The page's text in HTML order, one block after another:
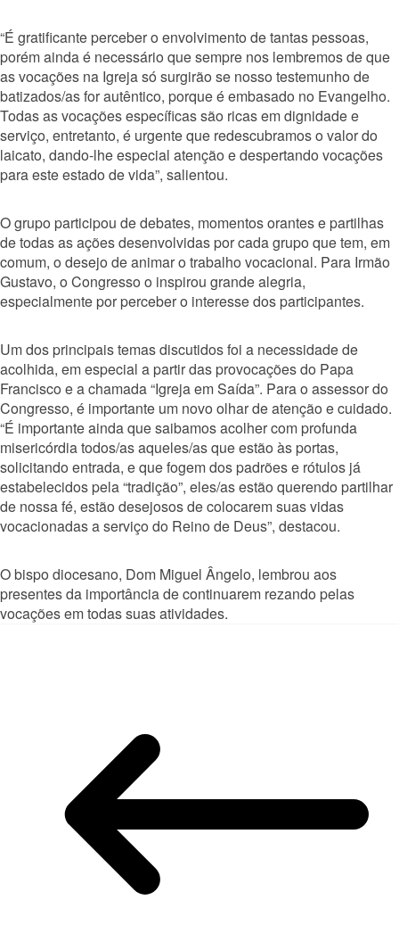
“É gratificante perceber o envolvimento de tantas pessoas,
porém ainda é necessário que sempre nos lembremos de que
as vocações na Igreja só surgirão se nosso testemunho de
batizados/as for autêntico, porque é embasado no Evangelho.
Todas as vocações específicas são ricas em dignidade e
serviço, entretanto, é urgente que redescubramos o valor do
laicato, dando-lhe especial atenção e despertando vocações
para este estado de vida”, salientou.
O grupo participou de debates, momentos orantes e partilhas
de todas as ações desenvolvidas por cada grupo que tem, em
comum, o desejo de animar o trabalho vocacional. Para Irmão
Gustavo, o Congresso o inspirou grande alegria,
especialmente por perceber o interesse dos participantes.
Um dos principais temas discutidos foi a necessidade de
acolhida, em especial a partir das provocações do Papa
Francisco e a chamada “Igreja em Saída”. Para o assessor do
Congresso, é importante um novo olhar de atenção e cuidado.
“É importante ainda que saibamos acolher com profunda
misericórdia todos/as aqueles/as que estão às portas,
solicitando entrada, e que fogem dos padrões e rótulos já
estabelecidos pela “tradição”, eles/as estão querendo partilhar
de nossa fé, estão desejosos de colocarem suas vidas
vocacionadas a serviço do Reino de Deus”, destacou.
O bispo diocesano, Dom Miguel Ângelo, lembrou aos
presentes da importância de continuarem rezando pelas
vocações em todas suas atividades.